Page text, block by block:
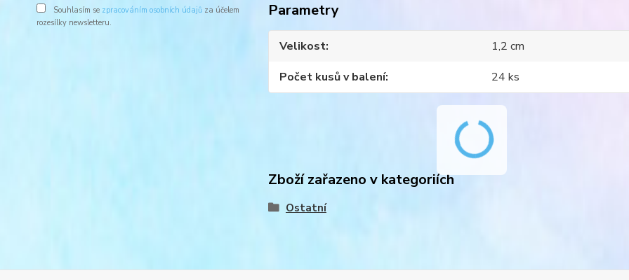
Souhlasím se zpracováním osobních údajů za účelem
rozesílky newsletteru.
Parametry
Velikost
1,2 cm
Počet kusů v balení
24 ks
Zboží zařazeno v kategoriích
Ostatní